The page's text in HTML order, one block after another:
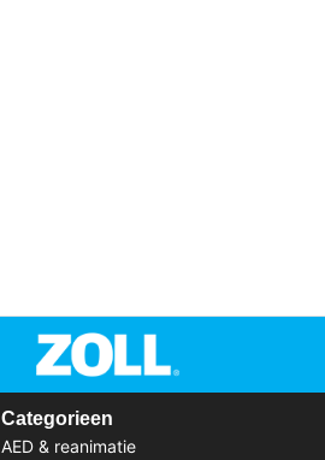
Categorieen
AED & reanimatie